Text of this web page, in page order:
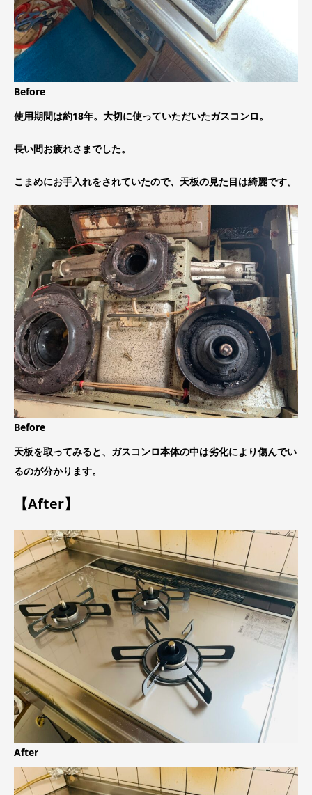
Before
使用期間は約18年。大切に使っていただいたガスコンロ。
長い間お疲れさまでした。
こまめにお手入れをされていたので、天板の見た目は綺麗です。
Before
天板を取ってみると、ガスコンロ本体の中は劣化により傷んでい
るのが分かります。
【After】
After